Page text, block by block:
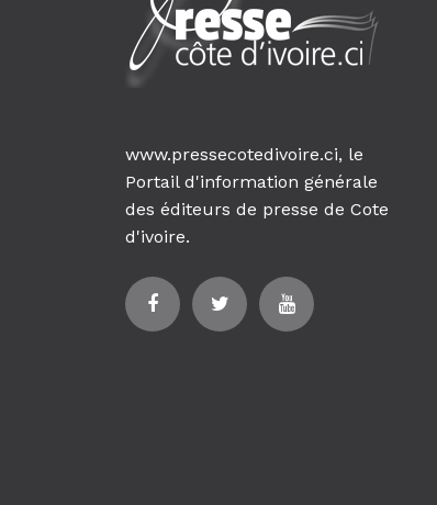
www.pressecotedivoire.ci, le
Portail d'information générale
des éditeurs de presse de Cote
d'ivoire.